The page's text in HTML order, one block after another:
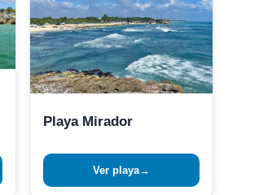
Playa Mirador
Ver playa→